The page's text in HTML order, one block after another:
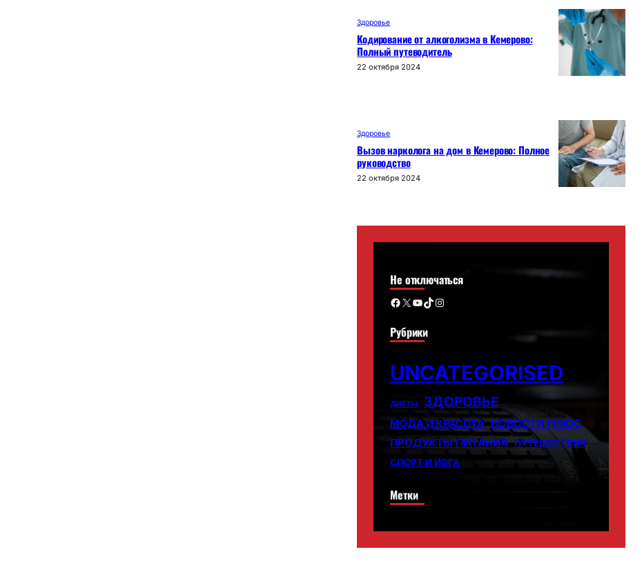
Здоровье
Кодирование от алкоголизма в Кемерово:
Полный путеводитель
22 октября 2024
Здоровье
Вызов нарколога на дом в Кемерово: Полное
руководство
22 октября 2024
Не отключаться
Facebook X YouTube TikTok Instagram
Рубрики
UNCATEGORISED
ДИЕТЫ ЗДОРОВЬЕ
МОДА И КРАСОТА НОВОСТИ ПЛЮС
ПРОДУКТЫ ПИТАНИЯ ПУТЕШЕСТВИЯ
СПОРТ И ЙОГА
Метки